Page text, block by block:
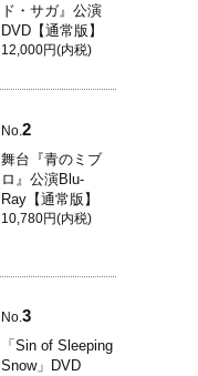
ド・サガ』公演
DVD【通常版】
12,000円(内税)
No. 2
舞台『青のミブ
ロ』公演Blu-
Ray【通常版】
10,780円(内税)
No.3
「Sin of Sleeping
Snow」DVD